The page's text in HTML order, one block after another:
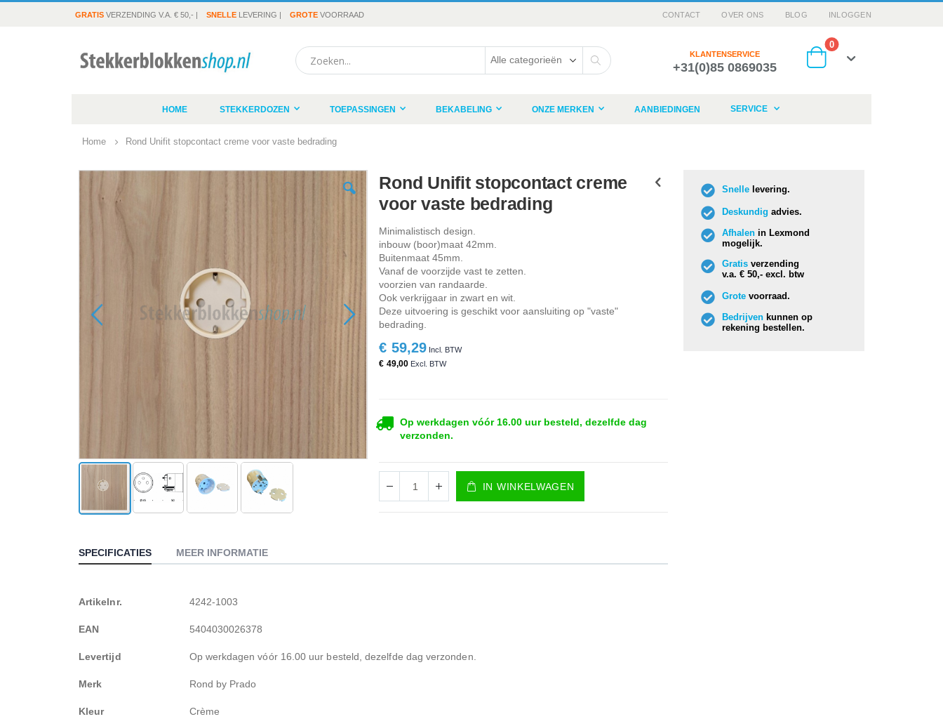
GRATIS VERZENDING V.A. € 50,- | SNELLE LEVERING | GROTE VOORRAAD CONTACT OVER ONS BLOG INLOGGEN
Cart
0producten
Search
KLANTENSERVICE
+31(0)85 0869035
HOME STEKKERDOZEN TOEPASSINGEN BEKABELING ONZE MERKEN AANBIEDINGEN SERVICE
Home Rond Unifit stopcontact creme voor vaste bedrading
het
begin
afbeeldingen-
Rond Unifit stopcontact creme
voor vaste bedrading
Minimalistisch design.
inbouw (boor)maat 42mm.
Buitenmaat 45mm.
Vanaf de voorzijde vast te zetten.
voorzien van randaarde.
Ook verkrijgaar in zwart en wit.
Deze uitvoering is geschikt voor aansluiting op "vaste"
bedrading.
€ 59,29
€ 49,00
Op werkdagen vóór 16.00 uur besteld, dezelfde dag
verzonden.
IN WINKELWAGEN
SPECIFICATIES
Meer
Artikelnr. 4242-1003
EAN 5404030026378
Levertijd Op werkdagen vóór 16.00 uur besteld, dezelfde dag verzonden.
Merk Rond by Prado
Kleur Crème
MEER INFORMATIE
Snelle levering.
Deskundig advies.
Afhalen in Lexmond
mogelijk.
Gratis verzending
v.a. € 50,- excl. btw
Grote voorraad.
Bedrijven kunnen op
rekening bestellen.